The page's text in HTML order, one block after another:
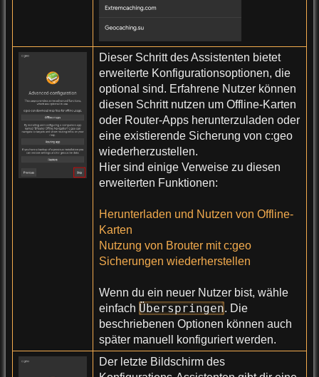
Dieser Schritt des Assistenten bietet
erweiterte Konfigurationsoptionen, die
optional sind. Erfahrene Nutzer können
diesen Schritt nutzen um Offline-Karten
oder Router-Apps herunterzuladen oder
eine existierende Sicherung von c:geo
wiederherzustellen.
Hier sind einige Verweise zu diesen
erweiterten Funktionen:
Herunterladen und Nutzen von Offline-
Karten
Nutzung von Brouter mit c:geo
Sicherungen wiederherstellen
Wenn du ein neuer Nutzer bist, wähle
einfach Überspringen. Die
beschriebenen Optionen können auch
später manuell konfiguriert werden.
Der letzte Bildschirm des